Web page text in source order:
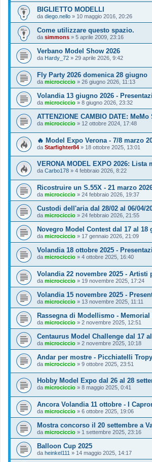
BIGLIETTO MODELLI
da diego.nello » 10 maggio 2016, 20:26
Come utilizzare questo spazio.
da simmons » 5 aprile 2009, 23:16
Verbano Model Show 2026
da Hardy_72 » 29 aprile 2026, 9:42
Fly Party 2026 domenica 28 giugno
da microciccio » 26 giugno 2026, 11:13
Volandia 13 giugno 2026 -
da microciccio » 8 giugno 2026, 23:32
ATTENZIONE CAMBIO DATE:
da microciccio » 12 ottobre 2024, 17:48
🔥 Model Expo Verona - 7/8 marzo
da Starfighter84 » 18 ottobre 2025, 13:01
VERONA MODEL EXPO 2026: Lista
da Carbo178 » 4 febbraio 2026, 8:22
Ricostruire un S.55X - 21 marzo
da microciccio » 24 febbraio 2026, 19:37
Custodi dell'aria dal 28/02 al 06/04/
da microciccio » 24 febbraio 2026, 21:55
Novegro Model Contest dal 17 al 18
da microciccio » 17 gennaio 2026, 21:09
Volandia 18 ottobre 2025 -
da microciccio » 4 ottobre 2025, 16:40
Volandia 22 novembre 2025 - Artisti
da microciccio » 19 novembre 2025, 17:24
Volandia 15 novembre 2025 -
da microciccio » 13 novembre 2025, 11:11
Rassegna di Modellismo -
da microciccio » 2 novembre 2025, 12:51
Centaurus Model Challenge dal 17
da microciccio » 2 novembre 2025, 10:18
Andar per mostre - Picchiatelli
da microciccio » 9 ottobre 2025, 23:51
Hobby Model Expo dal 26 al 28
da microciccio » 8 maggio 2025, 0:41
Ancora Volandia 11 ottobre - I
da microciccio » 6 ottobre 2025, 19:06
Mostra concorso il 20 settembre a
da microciccio » 1 settembre 2025, 23:16
Balloon Cup 2025
da heinkel111 » 14 maggio 2025, 14:17